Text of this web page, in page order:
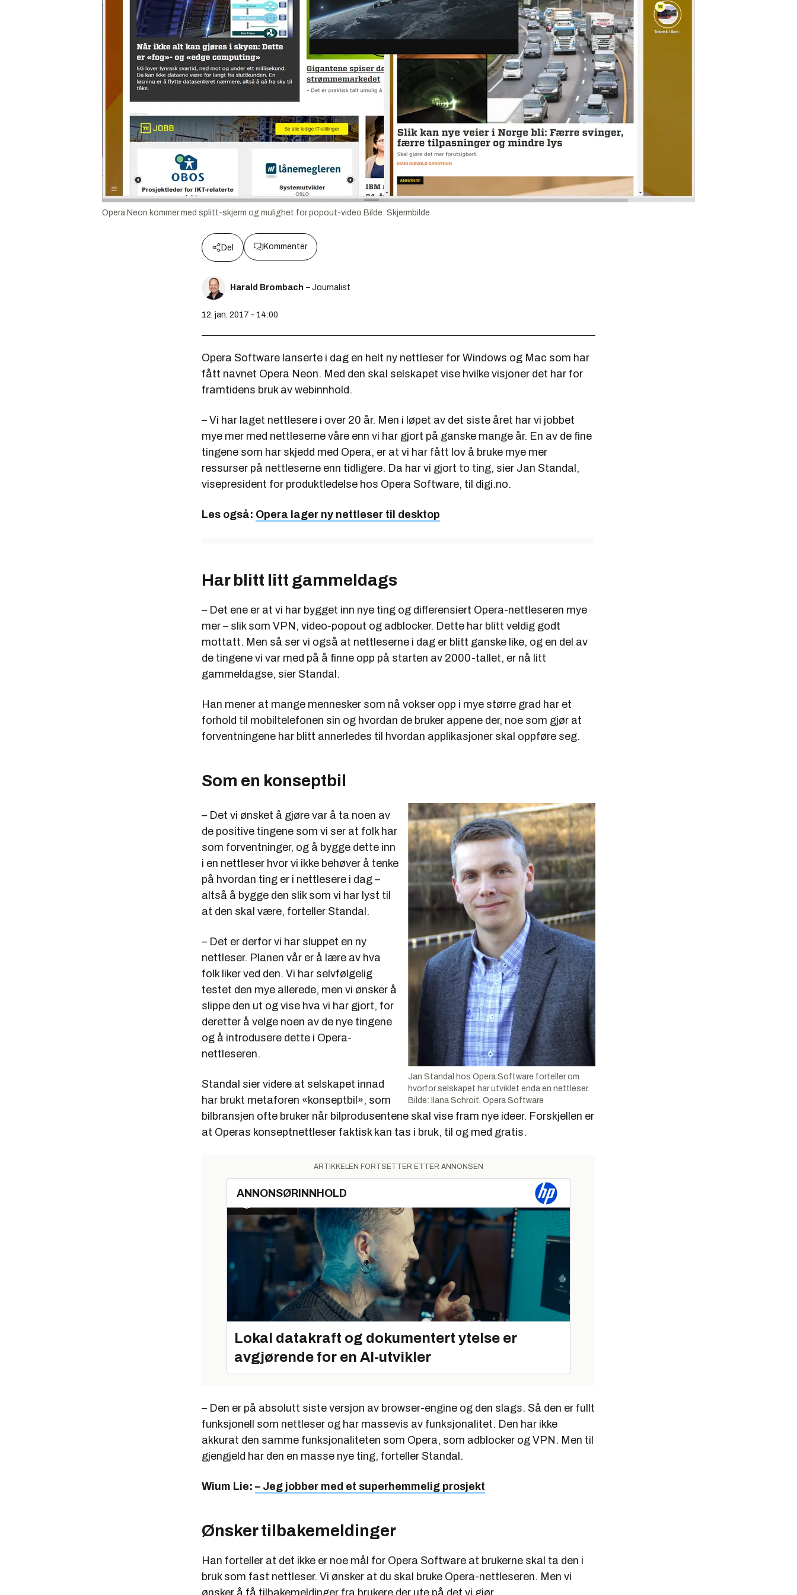
Opera Neon kommer med splitt-skjerm og mulighet for popout-video Bilde: Skjermbilde
Del Kommenter
Harald Brombach – Journalist
12. jan. 2017 - 14:00
Opera Software lanserte i dag en helt ny nettleser for Windows og Mac som har
fått navnet Opera Neon. Med den skal selskapet vise hvilke visjoner det har for
framtidens bruk av webinnhold.
– Vi har laget nettlesere i over 20 år. Men i løpet av det siste året har vi jobbet
mye mer med nettleserne våre enn vi har gjort på ganske mange år. En av de fine
tingene som har skjedd med Opera, er at vi har fått lov å bruke mye mer
ressurser på nettleserne enn tidligere. Da har vi gjort to ting, sier Jan Standal,
visepresident for produktledelse hos Opera Software, til digi.no.
Les også: Opera lager ny nettleser til desktop
Har blitt litt gammeldags
– Det ene er at vi har bygget inn nye ting og differensiert Opera-nettleseren mye
mer – slik som VPN, video-popout og adblocker. Dette har blitt veldig godt
mottatt. Men så ser vi også at nettleserne i dag er blitt ganske like, og en del av
de tingene vi var med på å finne opp på starten av 2000-tallet, er nå litt
gammeldagse, sier Standal.
Han mener at mange mennesker som nå vokser opp i mye større grad har et
forhold til mobiltelefonen sin og hvordan de bruker appene der, noe som gjør at
forventningene har blitt annerledes til hvordan applikasjoner skal oppføre seg.
Som en konseptbil
Jan Standal hos Opera Software forteller om
hvorfor selskapet har utviklet enda en nettleser.
Bilde: Ilana Schroit, Opera Software
– Det vi ønsket å gjøre var å ta noen av
de positive tingene som vi ser at folk har
som forventninger, og å bygge dette inn
i en nettleser hvor vi ikke behøver å tenke
på hvordan ting er i nettlesere i dag –
altså å bygge den slik som vi har lyst til
at den skal være, forteller Standal.
– Det er derfor vi har sluppet en ny
nettleser. Planen vår er å lære av hva
folk liker ved den. Vi har selvfølgelig
testet den mye allerede, men vi ønsker å
slippe den ut og vise hva vi har gjort, for
deretter å velge noen av de nye tingene
og å introdusere dette i Opera-
nettleseren.
Standal sier videre at selskapet innad
har brukt metaforen «konseptbil», som
bilbransjen ofte bruker når bilprodusentene skal vise fram nye ideer. Forskjellen er
at Operas konseptnettleser faktisk kan tas i bruk, til og med gratis.
ARTIKKELEN FORTSETTER ETTER ANNONSEN
ANNONSØRINNHOLD
Lokal datakraft og dokumentert ytelse er
avgjørende for en AI-utvikler
– Den er på absolutt siste versjon av browser-engine og den slags. Så den er fullt
funksjonell som nettleser og har massevis av funksjonalitet. Den har ikke
akkurat den samme funksjonaliteten som Opera, som adblocker og VPN. Men til
gjengjeld har den en masse nye ting, forteller Standal.
Wium Lie: – Jeg jobber med et superhemmelig prosjekt
Ønsker tilbakemeldinger
Han forteller at det ikke er noe mål for Opera Software at brukerne skal ta den i
bruk som fast nettleser. Vi ønsker at du skal bruke Opera-nettleseren. Men vi